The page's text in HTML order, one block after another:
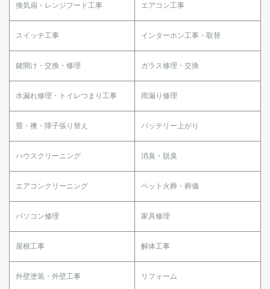
換気扇・レンジフード工事 エアコン工事
スイッチ工事 インターホン工事・取替
鍵開け・交換・修理 ガラス修理・交換
水漏れ修理・トイレつまり工事 雨漏り修理
畳・襖・障子張り替え バッテリー上がり
ハウスクリーニング 消臭・脱臭
エアコンクリーニング ペット火葬・葬儀
パソコン修理 家具修理
屋根工事 解体工事
外壁塗装・外壁工事 リフォーム